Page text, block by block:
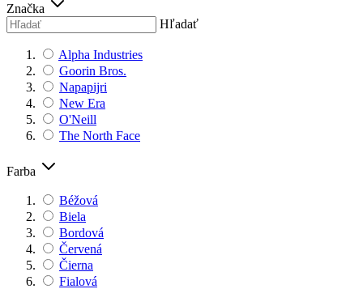
Značka
Hľadať
Alpha Industries
Goorin Bros.
Napapijri
New Era
O'Neill
The North Face
Farba
Béžová
Biela
Bordová
Červená
Čierna
Fialová